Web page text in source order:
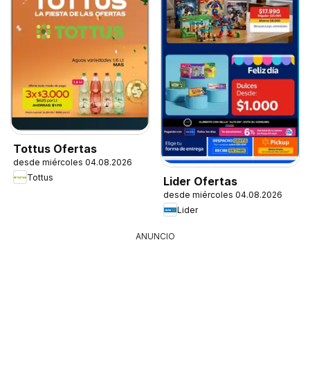
Tottus Ofertas
desde miércoles 04.08.2026
Tottus
Lider Ofertas
desde miércoles 04.08.2026
Lider
ANUNCIO